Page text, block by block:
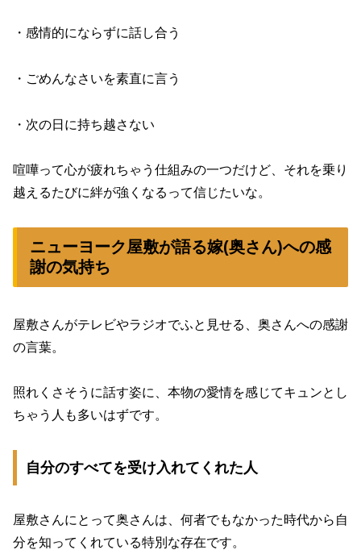
・感情的にならずに話し合う
・ごめんなさいを素直に言う
・次の日に持ち越さない
喧嘩って心が疲れちゃう仕組みの一つだけど、それを乗り
越えるたびに絆が強くなるって信じたいな。
ニューヨーク屋敷が語る嫁(奥さん)への感
謝の気持ち
屋敷さんがテレビやラジオでふと見せる、奥さんへの感謝
の言葉。
照れくさそうに話す姿に、本物の愛情を感じてキュンとし
ちゃう人も多いはずです。
自分のすべてを受け入れてくれた人
屋敷さんにとって奥さんは、何者でもなかった時代から自
分を知ってくれている特別な存在です。